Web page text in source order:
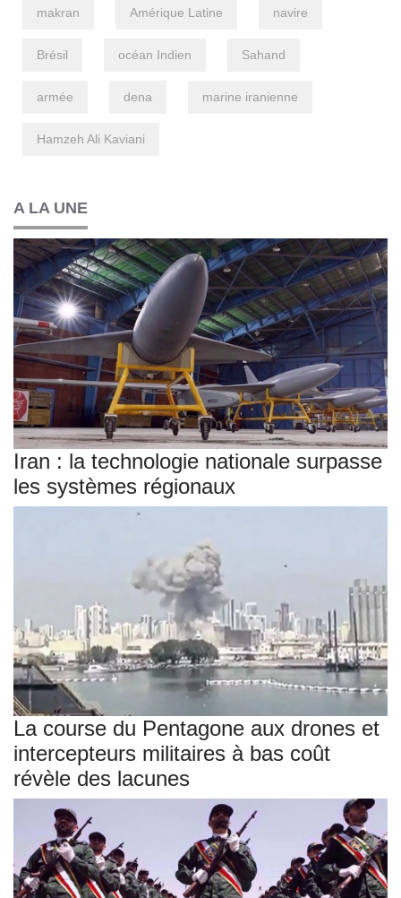
makran Amérique Latine navire
Brésil océan Indien Sahand
armée dena marine iranienne
Hamzeh Ali Kaviani
A LA UNE
Iran : la technologie nationale surpasse
les systèmes régionaux
La course du Pentagone aux drones et
intercepteurs militaires à bas coût
révèle des lacunes